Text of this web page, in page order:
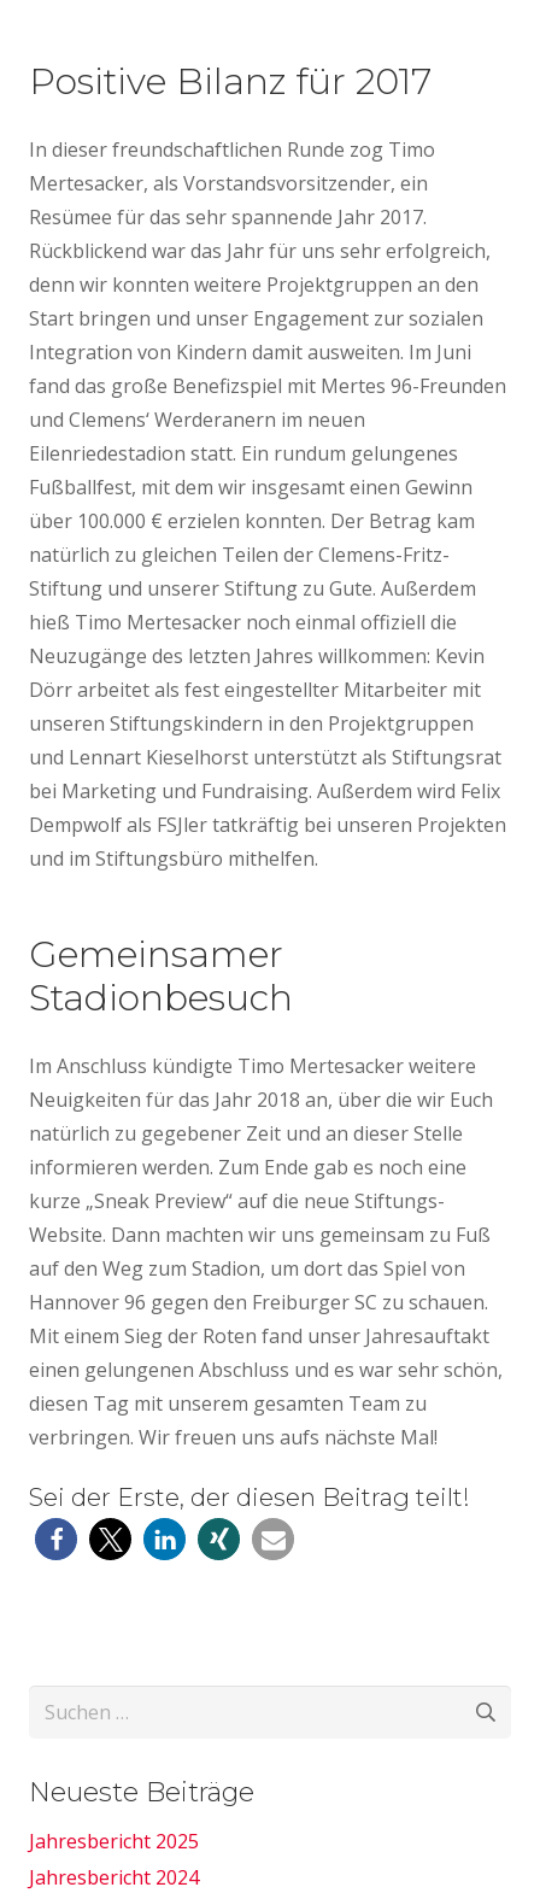
Positive Bilanz für 2017
In dieser freundschaftlichen Runde zog Timo
Mertesacker, als Vorstandsvorsitzender, ein
Resümee für das sehr spannende Jahr 2017.
Rückblickend war das Jahr für uns sehr erfolgreich,
denn wir konnten weitere Projektgruppen an den
Start bringen und unser Engagement zur sozialen
Integration von Kindern damit ausweiten. Im Juni
fand das große Benefizspiel mit Mertes 96-Freunden
und Clemens‘ Werderanern im neuen
Eilenriedestadion statt. Ein rundum gelungenes
Fußballfest, mit dem wir insgesamt einen Gewinn
über 100.000 € erzielen konnten. Der Betrag kam
natürlich zu gleichen Teilen der Clemens-Fritz-
Stiftung und unserer Stiftung zu Gute. Außerdem
hieß Timo Mertesacker noch einmal offiziell die
Neuzugänge des letzten Jahres willkommen: Kevin
Dörr arbeitet als fest eingestellter Mitarbeiter mit
unseren Stiftungskindern in den Projektgruppen
und Lennart Kieselhorst unterstützt als Stiftungsrat
bei Marketing und Fundraising. Außerdem wird Felix
Dempwolf als FSJler tatkräftig bei unseren Projekten
und im Stiftungsbüro mithelfen.
Gemeinsamer
Stadionbesuch
Im Anschluss kündigte Timo Mertesacker weitere
Neuigkeiten für das Jahr 2018 an, über die wir Euch
natürlich zu gegebener Zeit und an dieser Stelle
informieren werden. Zum Ende gab es noch eine
kurze „Sneak Preview“ auf die neue Stiftungs-
Website. Dann machten wir uns gemeinsam zu Fuß
auf den Weg zum Stadion, um dort das Spiel von
Hannover 96 gegen den Freiburger SC zu schauen.
Mit einem Sieg der Roten fand unser Jahresauftakt
einen gelungenen Abschluss und es war sehr schön,
diesen Tag mit unserem gesamten Team zu
verbringen. Wir freuen uns aufs nächste Mal!
Sei der Erste, der diesen Beitrag teilt!
Suchen
Neueste Beiträge
Jahresbericht 2025
Jahresbericht 2024